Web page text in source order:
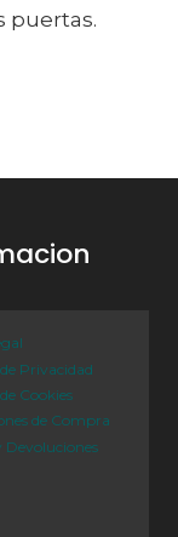
puertas.
Privacidad
Cookies
de Compra
Devoluciones